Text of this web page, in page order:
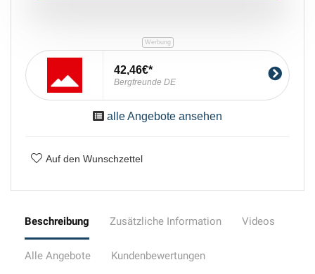
42,46€
Bergfreunde DE
alle Angebote ansehen
Auf den Wunschzettel
Beschreibung Zusätzliche Information Videos
Alle Angebote Kundenbewertungen